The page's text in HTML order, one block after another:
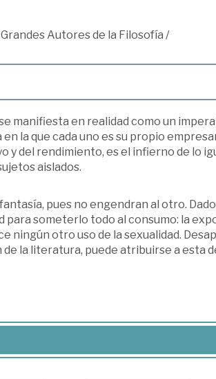
Grandes Autores de la Filosofía /
manifiesta en realidad como un
la que cada uno es su propio
y del rendimiento, es el infierno de lo
aislados.
pues no engendran al otro.
para someterlo todo al consumo: la
ningún otro uso de la sexualidad.
la literatura, puede atribuirse a esta